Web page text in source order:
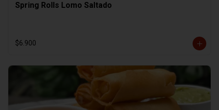
Spring Rolls Lomo Saltado
$6.900